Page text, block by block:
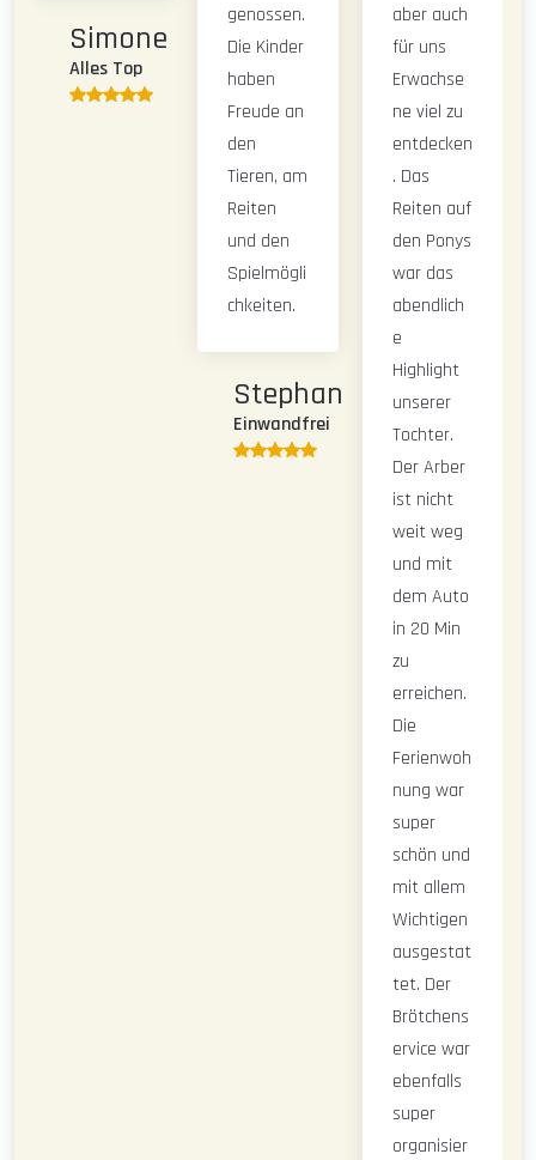
Simone
Alles Top
genossen.
Die Kinder
haben
Freude an
den
Tieren, am
Reiten
und den
Spielmögli
chkeiten.
Stephan
Einwandfrei
aber auch
für uns
Erwachse
ne viel zu
entdecken
. Das
Reiten auf
den Ponys
war das
abendlich
e
Highlight
unserer
Tochter.
Der Arber
ist nicht
weit weg
und mit
dem Auto
in 20 Min
zu
erreichen.
Die
Ferienwoh
nung war
super
schön und
mit allem
Wichtigen
ausgestat
tet. Der
Brötchens
ervice war
ebenfalls
super
organisier